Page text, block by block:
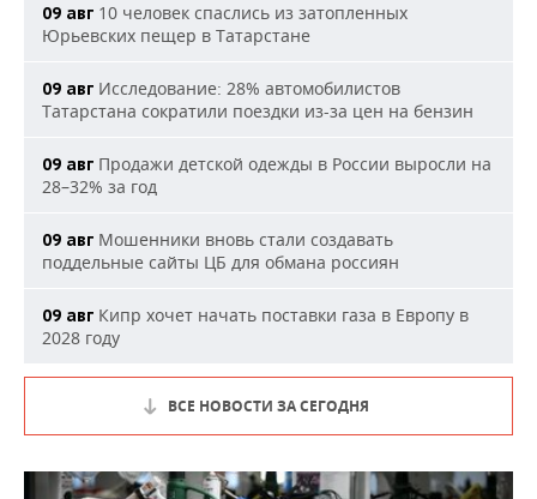
09 авг 10 человек спаслись из затопленных
Юрьевских пещер в Татарстане
09 авг Исследование: 28% автомобилистов
Татарстана сократили поездки из-за цен на бензин
09 авг Продажи детской одежды в России выросли на
28–32% за год
09 авг Мошенники вновь стали создавать
поддельные сайты ЦБ для обмана россиян
09 авг Кипр хочет начать поставки газа в Европу в
2028 году
ВСЕ НОВОСТИ ЗА СЕГОДНЯ